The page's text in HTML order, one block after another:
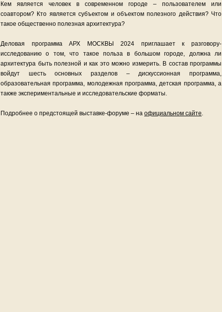
Кем является человек в современном городе – пользователем или
соавтором? Кто является субъектом и объектом полезного действия? Что
такое общественно полезная архитектура?
Деловая программа АРХ МОСКВЫ 2024 приглашает к разговору-
исследованию о том, что такое польза в большом городе, должна ли
архитектура быть полезной и как это можно измерить. В состав программы
войдут шесть основных разделов – дискуссионная программа,
образовательная программа, молодежная программа, детская программа, а
также экспериментальные и исследовательские форматы.
Подробнее о предстоящей выставке-форуме – на официальном сайте.